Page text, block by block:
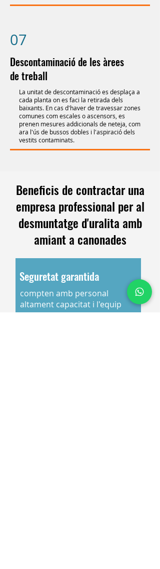
07
Descontaminació de les àrees
de treball
La unitat de descontaminació es desplaça a
cada planta on es faci la retirada dels
baixants. En cas d'haver de travessar zones
comunes com escales o ascensors, es
prenen mesures addicionals de neteja, com
ara l'ús de bussos dobles i l'aspiració dels
vestits contaminats.
Beneficis de contractar una
empresa professional per al
desmuntatge d'uralita amb
amiant a canonades
Seguretat garantida
compten amb personal
altament capacitat i l'equip
necessari per fer el